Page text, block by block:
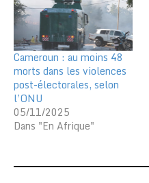
Cameroun : au moins 48
morts dans les violences
post-électorales, selon
l’ONU
05/11/2025
Dans "En Afrique"